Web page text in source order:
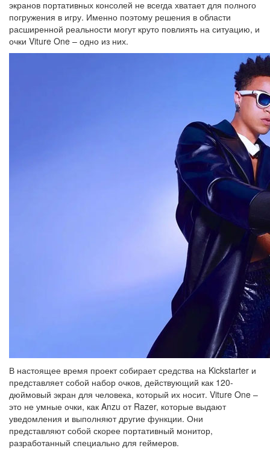
экранов портативных консолей не всегда хватает для полного
погружения в игру. Именно поэтому решения в области
расширенной реальности могут круто повлиять на ситуацию, и
очки Viture One – одно из них.
В настоящее время проект собирает средства на Kickstarter и
представляет собой набор очков, действующий как 120-
дюймовый экран для человека, который их носит. Viture One –
это не умные очки, как Anzu от Razer, которые выдают
уведомления и выполняют другие функции. Они
представляют собой скорее портативный монитор,
разработанный специально для геймеров.